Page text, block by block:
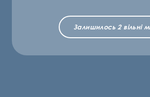
Залишилось 2 вільні